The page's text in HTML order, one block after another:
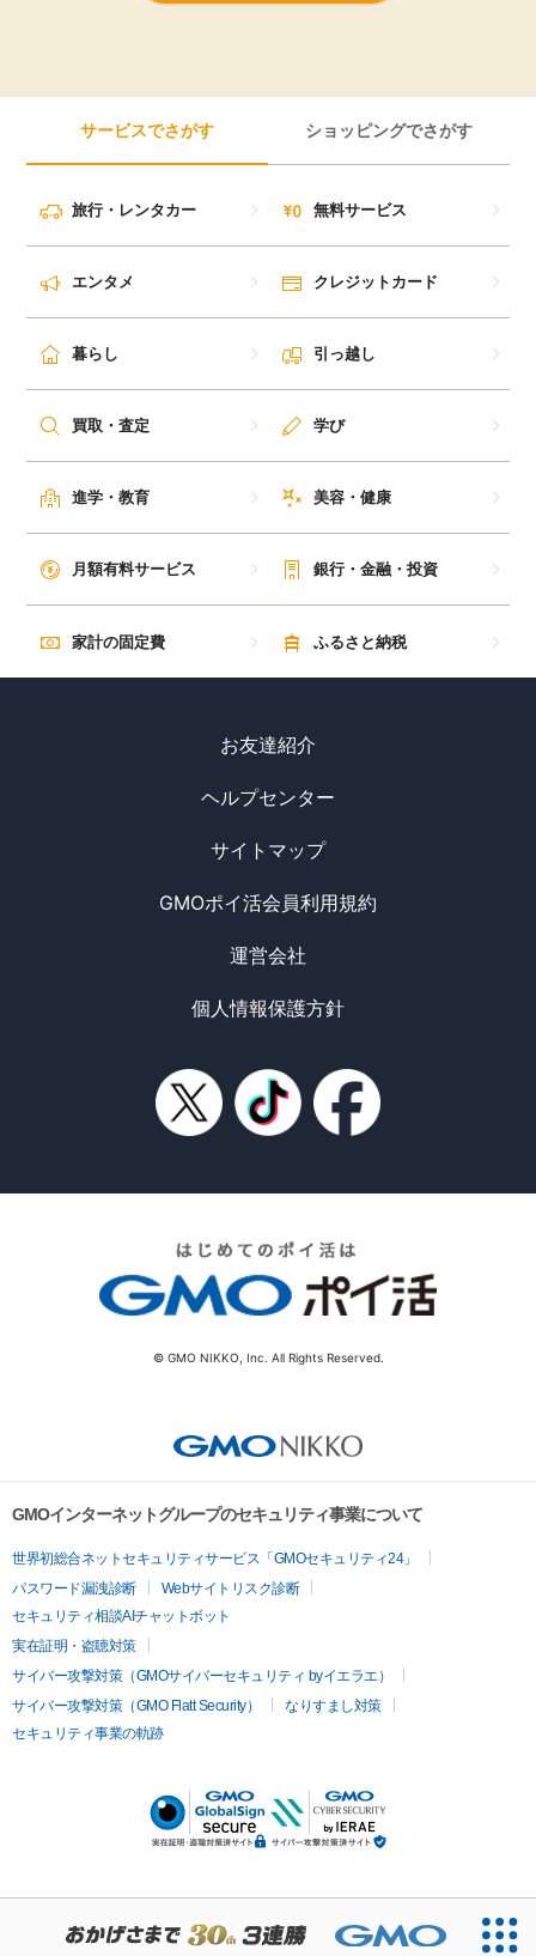
サービスでさがす ショッピングでさがす
旅行・レンタカー 無料サービス
エンタメ クレジットカード
暮らし 引っ越し
買取・査定 学び
進学・教育 美容・健康
月額有料サービス 銀行・金融・投資
家計の固定費 ふるさと納税
お友達紹介
ヘルプセンター
サイトマップ
GMOポイ活会員利用規約
運営会社
個人情報保護方針
© GMO NIKKO, Inc. All Rights Reserved.
GMOインターネットグループのセキュリティ事業について
世界初総合ネットセキュリティサービス「GMOセキュリティ24」
パスワード漏洩診断
Webサイトリスク診断
セキュリティ相談AIチャットボット
実在証明・盗聴対策
サイバー攻撃対策（GMOサイバーセキュリティ byイエラエ）
サイバー攻撃対策（GMO Flatt Security）
なりすまし対策
セキュリティ事業の軌跡